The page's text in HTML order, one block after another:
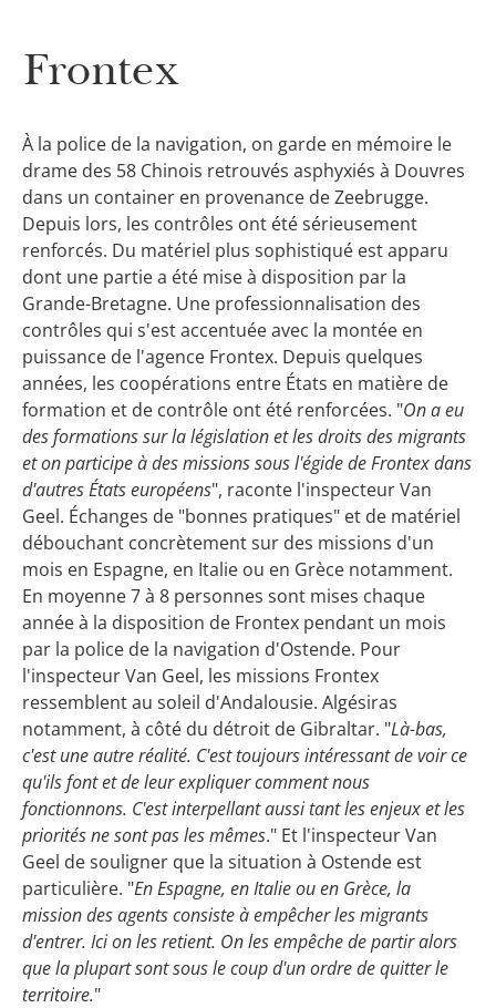
Frontex
À la police de la navigation, on garde en mémoire le
drame des 58 Chinois retrouvés asphyxiés à Douvres
dans un container en provenance de Zeebrugge.
Depuis lors, les contrôles ont été sérieusement
renforcés. Du matériel plus sophistiqué est apparu
dont une partie a été mise à disposition par la
Grande-Bretagne. Une professionnalisation des
contrôles qui s'est accentuée avec la montée en
puissance de l'agence Frontex. Depuis quelques
années, les coopérations entre États en matière de
formation et de contrôle ont été renforcées. "On a eu
des formations sur la législation et les droits des migrants
et on participe à des missions sous l'égide de Frontex dans
d'autres États européens", raconte l'inspecteur Van
Geel. Échanges de "bonnes pratiques" et de matériel
débouchant concrètement sur des missions d'un
mois en Espagne, en Italie ou en Grèce notamment.
En moyenne 7 à 8 personnes sont mises chaque
année à la disposition de Frontex pendant un mois
par la police de la navigation d'Ostende. Pour
l'inspecteur Van Geel, les missions Frontex
ressemblent au soleil d'Andalousie. Algésiras
notamment, à côté du détroit de Gibraltar. "Là-bas,
c'est une autre réalité. C'est toujours intéressant de voir ce
qu'ils font et de leur expliquer comment nous
fonctionnons. C'est interpellant aussi tant les enjeux et les
priorités ne sont pas les mêmes." Et l'inspecteur Van
Geel de souligner que la situation à Ostende est
particulière. "En Espagne, en Italie ou en Grèce, la
mission des agents consiste à empêcher les migrants
d'entrer. Ici on les retient. On les empêche de partir alors
que la plupart sont sous le coup d'un ordre de quitter le
territoire."